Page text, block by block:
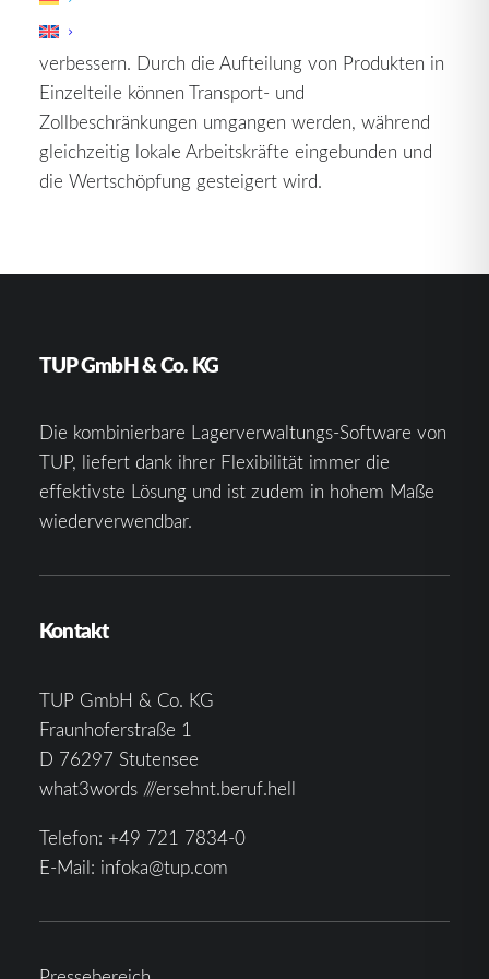
erhöhen und den Zugang zu globalen Märkten zu
verbessern. Durch die Aufteilung von Produkten in
Einzelteile können Transport- und
Zollbeschränkungen umgangen werden, während
gleichzeitig lokale Arbeitskräfte eingebunden und
die Wertschöpfung gesteigert wird.
TUP GmbH & Co. KG
Die kombinierbare Lagerverwaltungs-Software von
TUP, liefert dank ihrer Flexibilität immer die
effektivste Lösung und ist zudem in hohem Maße
wiederverwendbar.
Kontakt
TUP GmbH & Co. KG
Fraunhoferstraße 1
D 76297 Stutensee
what3words ///ersehnt.beruf.hell
Telefon: +49 721 7834-0
E-Mail: infoka@tup.com